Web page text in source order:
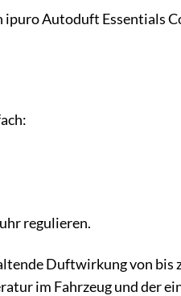
Autoduft Essentials
regulieren.
Duftwirkung von bis
im Fahrzeug und der